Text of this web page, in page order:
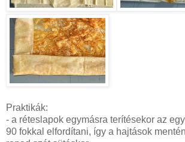
Praktikák:
- a réteslapok egymásra terítésekor az
90 fokkal elfordítani, így a hajtások